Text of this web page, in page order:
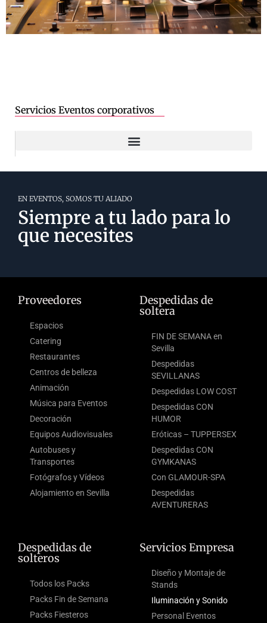
Servicios Eventos corporativos
EN EVENTOS, SOMOS TU ALIADO
Siempre a tu lado para lo
que necesites
Proveedores
Espacios
Catering
Restaurantes
Centros de belleza
Animación
Música para Eventos
Decoración
Equipos Audiovisuales
Autobuses y
Transportes
Fotógrafos y Vídeos
Alojamiento en Sevilla
Despedidas de
soltera
FIN DE SEMANA en
Sevilla
Despedidas
SEVILLANAS
Despedidas LOW COST
Despedidas CON
HUMOR
Eróticas – TUPPERSEX
Despedidas CON
GYMKANAS
Con GLAMOUR-SPA
Despedidas
AVENTURERAS
Despedidas de
solteros
Todos los Packs
Packs Fin de Semana
Packs Fiesteros
Servicios Empresa
Diseño y Montaje de
Stands
Iluminación y Sonido
Personal Eventos